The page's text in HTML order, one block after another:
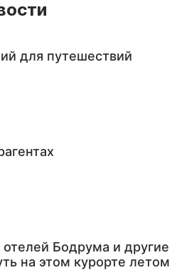
для путешествий
Бодрума и другие
на этом курорте летом